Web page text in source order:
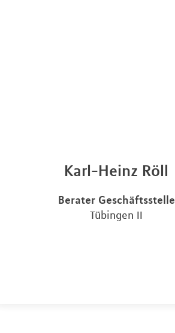
Karl-Heinz Röll
Berater Geschäftsstelle
Tübingen II